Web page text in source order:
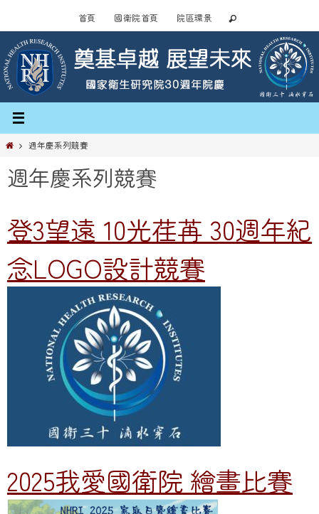
content
首頁 國衛院首頁 院區環景
Home週年慶系列競賽
週年慶系列競賽
登3望遠 10光荏苒 30週年紀
念LOGO設計競賽
2025我愛國衛院 繪畫比賽